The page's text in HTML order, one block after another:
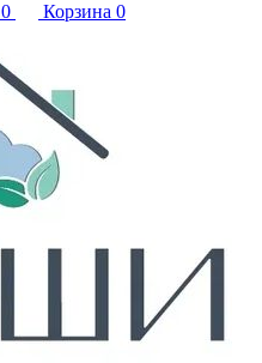
0 Корзина 0